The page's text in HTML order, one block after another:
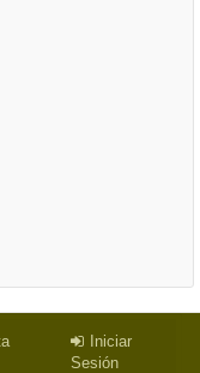
Iniciar
Sesión